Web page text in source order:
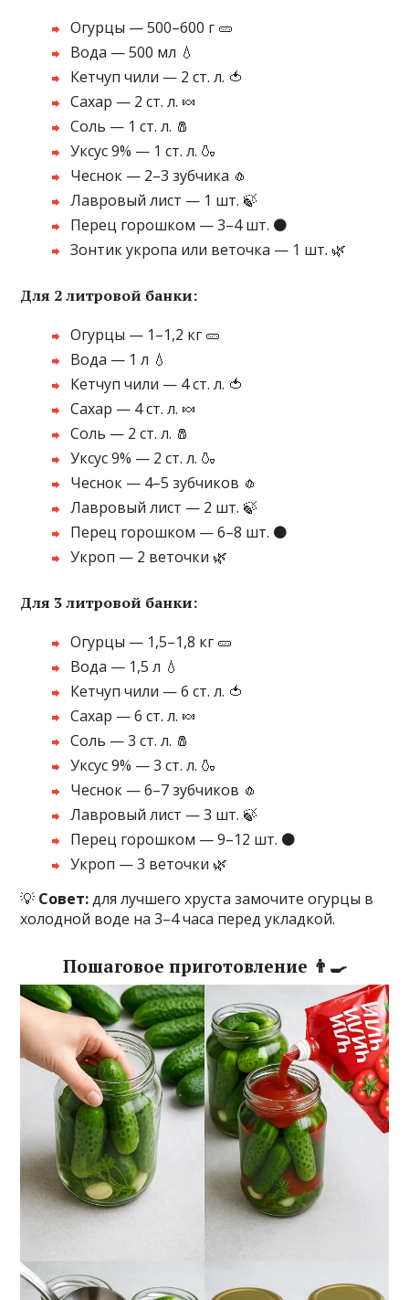
Огурцы — 500–600 г 🥒
Вода — 500 мл 💧
Кетчуп чили — 2 ст. л. 🍅
Сахар — 2 ст. л. 🍬
Соль — 1 ст. л. 🧂
Уксус 9% — 1 ст. л. 🍶
Чеснок — 2–3 зубчика 🧄
Лавровый лист — 1 шт. 🍃
Перец горошком — 3–4 шт. ⚫
Зонтик укропа или веточка — 1 шт. 🌿
Для 2 литровой банки:
Огурцы — 1–1,2 кг 🥒
Вода — 1 л 💧
Кетчуп чили — 4 ст. л. 🍅
Сахар — 4 ст. л. 🍬
Соль — 2 ст. л. 🧂
Уксус 9% — 2 ст. л. 🍶
Чеснок — 4–5 зубчиков 🧄
Лавровый лист — 2 шт. 🍃
Перец горошком — 6–8 шт. ⚫
Укроп — 2 веточки 🌿
Для 3 литровой банки:
Огурцы — 1,5–1,8 кг 🥒
Вода — 1,5 л 💧
Кетчуп чили — 6 ст. л. 🍅
Сахар — 6 ст. л. 🍬
Соль — 3 ст. л. 🧂
Уксус 9% — 3 ст. л. 🍶
Чеснок — 6–7 зубчиков 🧄
Лавровый лист — 3 шт. 🍃
Перец горошком — 9–12 шт. ⚫
Укроп — 3 веточки 🌿
💡 Совет:для лучшего хруста замочите огурцы в
холодной воде на 3–4 часа перед укладкой.
Пошаговое приготовление 👨‍🍳